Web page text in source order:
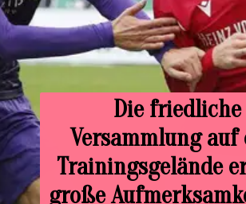
Die friedliche
Versammlung auf
Trainingsgelände
große